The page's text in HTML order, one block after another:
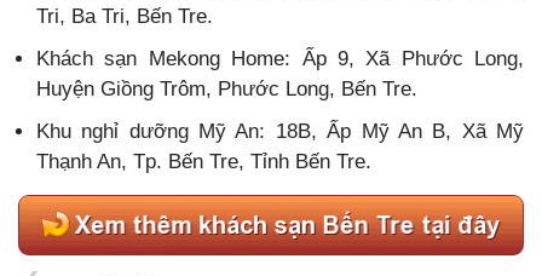
Tri, Ba Tri, Bến Tre.
Khách sạn Mekong Home: Ấp 9, Xã Phước Long,
Huyện Giồng Trôm, Phước Long, Bến Tre.
Khu nghỉ dưỡng Mỹ An: 18B, Ấp Mỹ An B, Xã Mỹ
Thạnh An, Tp. Bến Tre, Tỉnh Bến Tre.